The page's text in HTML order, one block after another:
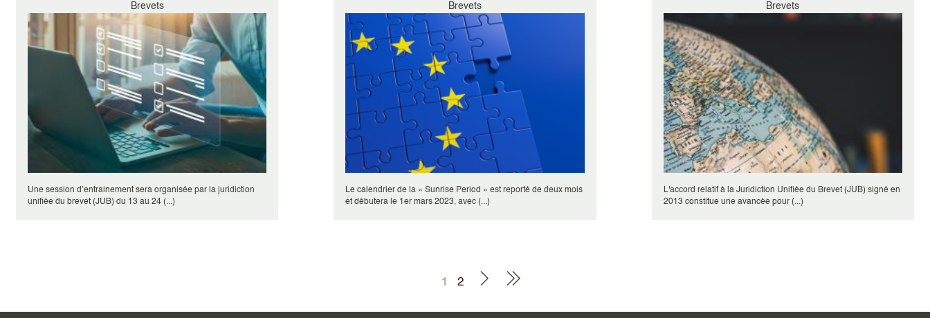
Brevets
Une session d’entrainement sera organisée par la juridiction
unifiée du brevet (JUB) du 13 au 24 (...)
Brevets
Le calendrier de la « Sunrise Period » est reporté de deux mois
et débutera le 1er mars 2023, avec (...)
Brevets
L'accord relatif à la Juridiction Unifiée du Brevet (JUB) signé en
2013 constitue une avancée pour (...)
1 2